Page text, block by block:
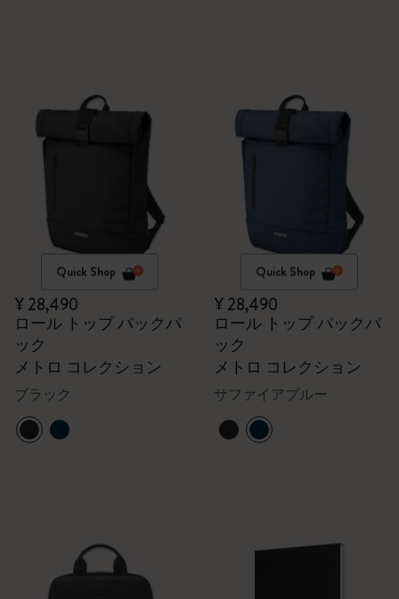
Quick Shop
¥ 28,490
ロール トップ バックパ
ック
メトロ コレクション
ブラック
Quick Shop
¥ 28,490
ロール トップ バックパ
ック
メトロ コレクション
サファイアブルー